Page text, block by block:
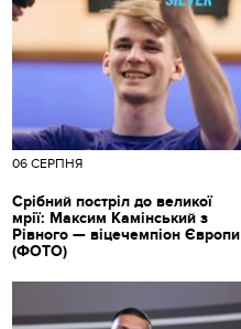
06 СЕРПНЯ
Срібний постріл до великої
мрії: Максим Камінський з
Рівного — віцечемпіон Європи
(ФОТО)